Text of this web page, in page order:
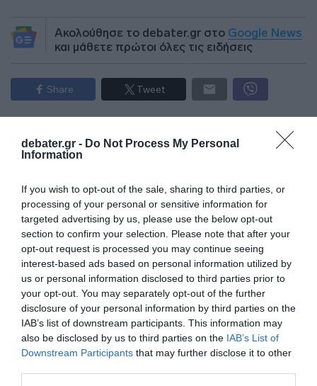
debater.gr - Do Not Process My Personal
Information
If you wish to opt-out of the sale, sharing to third parties, or
processing of your personal or sensitive information for
targeted advertising by us, please use the below opt-out
section to confirm your selection. Please note that after your
opt-out request is processed you may continue seeing
interest-based ads based on personal information utilized by
us or personal information disclosed to third parties prior to
your opt-out. You may separately opt-out of the further
disclosure of your personal information by third parties on the
IAB’s list of downstream participants. This information may
also be disclosed by us to third parties on the IAB’s List of
Downstream Participants that may further disclose it to other
Ακολούθησε το debater.gr στο Google News
και μάθετε πρώτοι όλες τις ειδήσεις
Share Tweet
ΣΧΟΛΙΑ